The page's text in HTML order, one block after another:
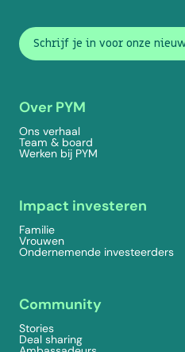
Schrijf je in voor onze
Over PYM
Ons verhaal
Team & board
Werken bij PYM
Impact investeren
Familie
Vrouwen
Ondernemende investeerders
Community
Stories
Deal sharing